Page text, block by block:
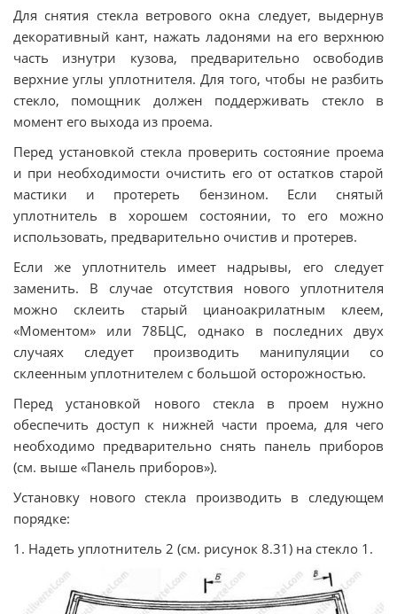
Для снятия стекла ветрового окна следует, выдернув
декоративный кант, нажать ладонями на его верхнюю
часть изнутри кузова, предварительно освободив
верхние углы уплотнителя. Для того, чтобы не разбить
стекло, помощник должен поддерживать стекло в
момент его выхода из проема.
Перед установкой стекла проверить состояние проема
и при необходимости очистить его от остатков старой
мастики и протереть бензином. Если снятый
уплотнитель в хорошем состоянии, то его можно
использовать, предварительно очистив и протерев.
Если же уплотнитель имеет надрывы, его следует
заменить. В случае отсутствия нового уплотнителя
можно склеить старый цианоакрилатным клеем,
«Моментом» или 78БЦС, однако в последних двух
случаях следует производить манипуляции со
склеенным уплотнителем с большой осторожностью.
Перед установкой нового стекла в проем нужно
обеспечить доступ к нижней части проема, для чего
необходимо предварительно снять панель приборов
(см. выше «Панель приборов»).
Установку нового стекла производить в следующем
порядке:
1. Надеть уплотнитель 2 (см. рисунок 8.31) на стекло 1.